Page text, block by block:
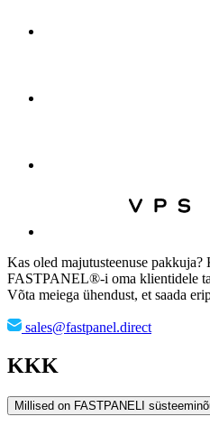
Kas oled majutusteenuse pakkuja?
FASTPANEL®-i oma klientidele
Võta meiega ühendust, et saada
sales@fastpanel.direct
KKK
Millised on FASTPANELI